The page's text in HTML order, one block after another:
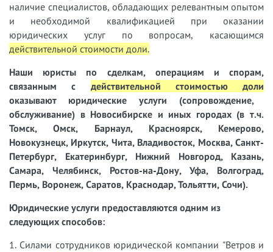
наличие специалистов, обладающих релевантным опытом
и необходимой квалификацией при оказании
юридических услуг по вопросам, касающимся
действительной стоимости доли.
Наши юристы
по сделкам, операциям и спорам,
связанным с действительной стоимостью доли
оказывают юридические услуги (сопровождение,
обслуживание) в Новосибирске и иных городах (в т.ч.
Томск, Омск, Барнаул, Красноярск, Кемерово,
Новокузнецк, Иркутск, Чита, Владивосток, Москва, Санкт-
Петербург, Екатеринбург, Нижний Новгород, Казань,
Самара, Челябинск, Ростов-на-Дону, Уфа, Волгоград,
Пермь, Воронеж, Саратов, Краснодар, Тольятти, Сочи).
Юридические услуги предоставляются одним из
следующих способов:
1. Силами сотрудников юридической компании "Ветров и